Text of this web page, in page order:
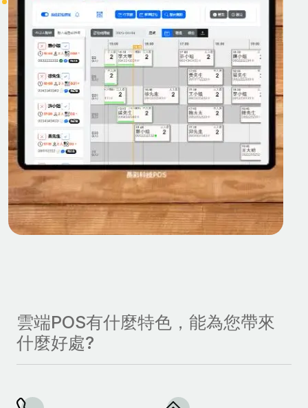
雲端POS有什麼特色，能為您帶來
什麼好處?